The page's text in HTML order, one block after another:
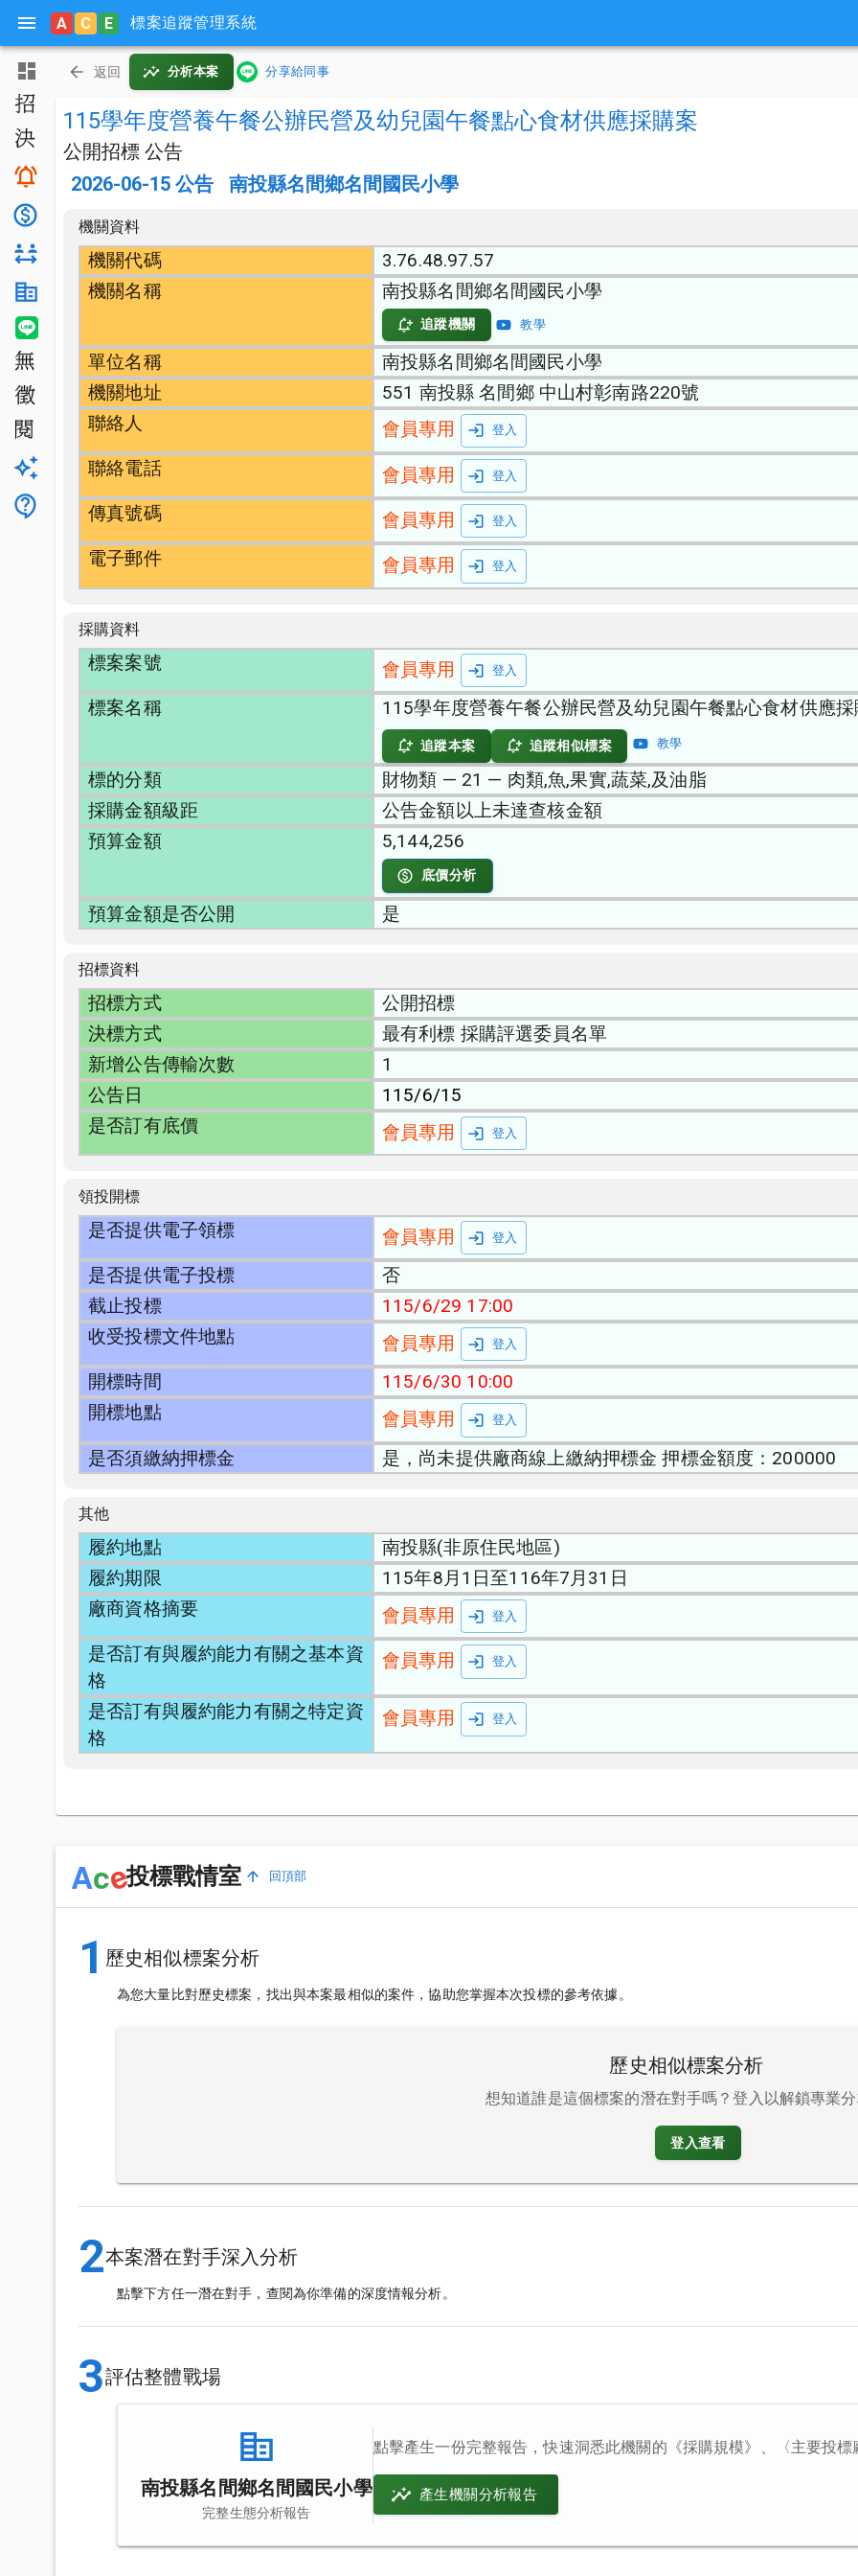
A C E 標案追蹤管理系統
主頁
招標公告
決標公告
搜尋與追蹤
對手分析
機關生態分析
無法決標
公開徵求
公開閱覽
升級方案
客服
返回 分析本案 分享給同事
115學年度營養午餐公辦民營及幼兒園午餐點心食材供應採購案
公開招標 公告
2026-06-15 公告 南投縣名間鄉名間國民小學
機關資料
機關代碼
3.76.48.97.57
機關名稱
南投縣名間鄉名間國民小學
追蹤機關 教學
單位名稱
南投縣名間鄉名間國民小學
機關地址
551 南投縣 名間鄉 中山村彰南路220號
聯絡人
會員專用 登入
聯絡電話 會員專用 登入
傳真號碼 會員專用 登入
電子郵件 會員專用 登入
採購資料
標案案號 會員專用 登入
標案名稱 115學年度營養午餐公辦民營及幼兒園午餐點心食材供應
追蹤本案 追蹤相似標案 教學
標的分類
財物類 — 21 — 肉類,魚,果實,蔬菜,及油脂
採購金額級距
公告金額以上未達查核金額
預算金額
5,144,256
底價分析
預算金額是否公開 是
招標資料
招標方式
公開招標
決標方式
最有利標 採購評選委員名單
新增公告傳輸次數
1
公告日
115/6/15
是否訂有底價
會員專用 登入
領投開標
是否提供電子領標 會員專用 登入
是否提供電子投標
否
截止投標
115/6/29 17:00
收受投標文件地點
會員專用 登入
開標時間
115/6/30 10:00
開標地點
會員專用 登入
是否須繳納押標金 是，尚未提供廠商線上繳納押標金 押標金額度：200000
其他
履約地點
南投縣(非原住民地區)
履約期限
115年8月1日至116年7月31日
廠商資格摘要
會員專用 登入
是否訂有與履約能力有關之基本資
格
會員專用 登入
是否訂有與履約能力有關之特定資
格
會員專用 登入
Ace投標戰情室 回頂部
1 歷史相似標案分析
為您大量比對歷史標案，找出與本案最相似的案件，協助您掌握本次投標的參考依據。
歷史相似標案分析
想知道誰是這個標案的潛在對手嗎？登入以解鎖專業
登入查看
2本案潛在對手深入分析
點擊下方任一潛在對手，查閱為你準備的深度情報分析。
3評估整體戰場
南投縣名間鄉名間國民小學
完整生態分析報告
點擊產生一份完整報告，快速洞悉此機關的《採購規模》、〈主要投
產生機關分析報告